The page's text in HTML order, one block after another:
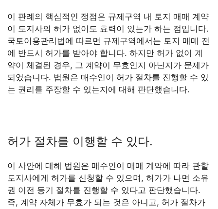
이 판례의 핵심적인 쟁점은 규제구역 내 토지 매매 계약
이 도지사의 허가 없이도 효력이 있는가 하는 점입니다.
국토이용관리법에 따르면 규제구역에서는 토지 매매 전
에 반드시 허가를 받아야 합니다. 하지만 허가 없이 계
약이 체결된 경우, 그 계약이 무효인지 아닌지가 문제가
되었습니다. 법원은 매수인이 허가 절차를 진행할 수 있
는 권리를 주장할 수 있는지에 대해 판단했습니다.
허가 절차를 이행할 수 있다.
이 사안에 대해 법원은 매수인이 매매 계약에 따라 관할
도지사에게 허가를 신청할 수 있으며, 허가가 나면 소유
권 이전 등기 절차를 진행할 수 있다고 판단했습니다.
즉, 계약 자체가 무효가 되는 것은 아니고, 허가 절차가